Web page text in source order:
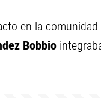
en la
Bobbio